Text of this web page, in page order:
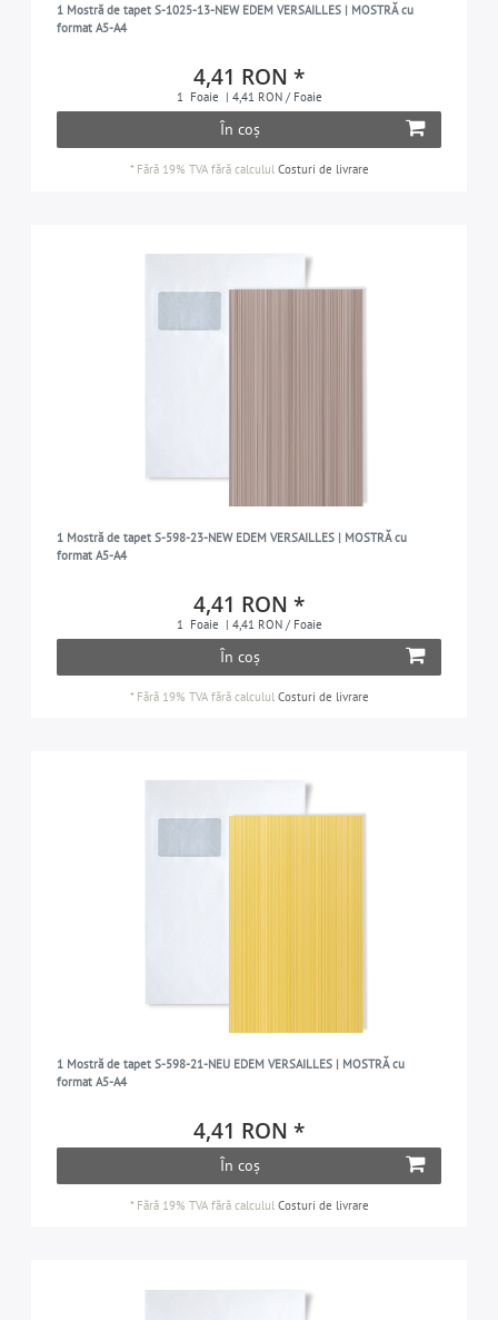
1 Mostră de tapet S-1025-13-NEW EDEM VERSAILLES | MOSTRĂ cu
format A5-A4
4,41 RON *
1 Foaie | 4,41 RON / Foaie
În coș
* Fără 19% TVAfără calculul Costuri de livrare
1 Mostră de tapet S-598-23-NEW EDEM VERSAILLES | MOSTRĂ cu
format A5-A4
4,41 RON *
1 Foaie | 4,41 RON / Foaie
În coș
* Fără 19% TVAfără calculul Costuri de livrare
1 Mostră de tapet S-598-21-NEU EDEM VERSAILLES | MOSTRĂ cu
format A5-A4
4,41 RON *
În coș
* Fără 19% TVAfără calculul Costuri de livrare